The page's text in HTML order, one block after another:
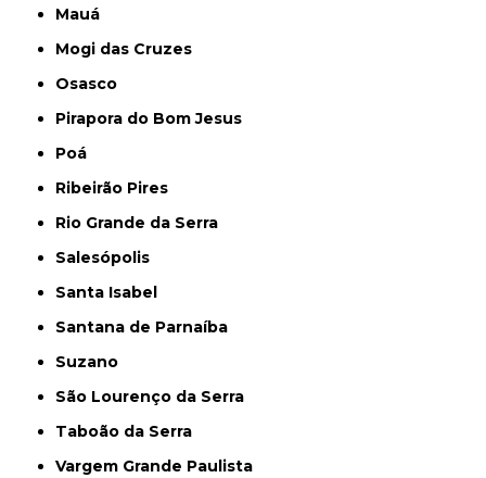
Mauá
Mogi das Cruzes
Osasco
Pirapora do Bom Jesus
Poá
Ribeirão Pires
Rio Grande da Serra
Salesópolis
Santa Isabel
Santana de Parnaíba
Suzano
São Lourenço da Serra
Taboão da Serra
Vargem Grande Paulista